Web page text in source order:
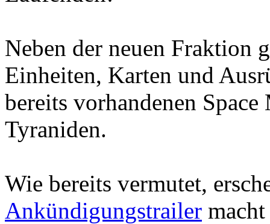
Neben der neuen Fraktion
Einheiten, Karten und
bereits vorhandenen
Tyraniden.
Wie bereits vermutet,
Ankündigungstrailer